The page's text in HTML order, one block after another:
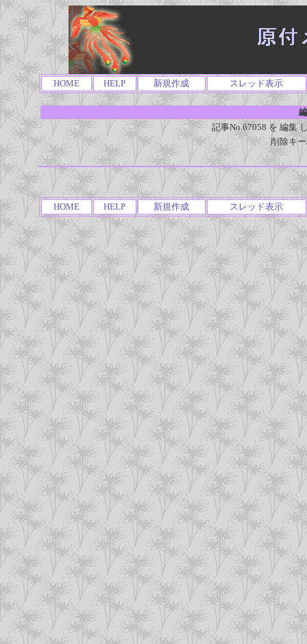
HOME HELP 新規作成 スレッド表示
記事No.67058 を 編集
削除キ
HOME HELP 新規作成 スレッド表示